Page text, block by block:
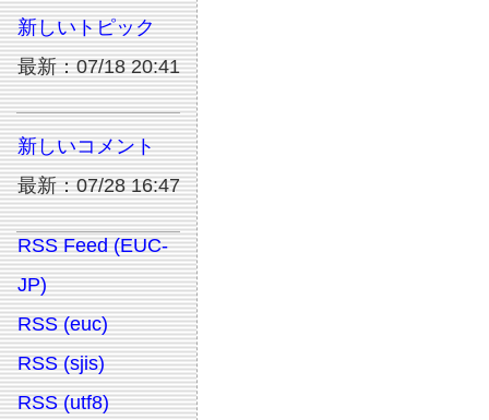
新しいトピック
最新：07/18 20:41
新しいコメント
最新：07/28 16:47
RSS Feed (EUC-
JP)
RSS (euc)
RSS (sjis)
RSS (utf8)